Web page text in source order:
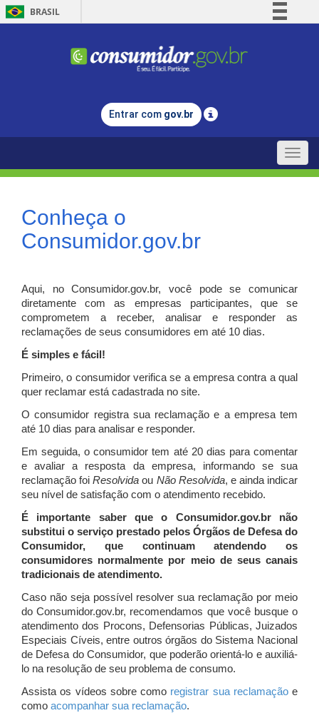
BRASIL
Comunica BR
Legislação
Entrar com gov.br
Toggle
Conheça o
Consumidor.gov.br
Aqui, no Consumidor.gov.br, você pode se comunicar
diretamente com as empresas participantes, que se
comprometem a receber, analisar e responder as
reclamações de seus consumidores em até 10 dias.
É simples e fácil!
Primeiro, o consumidor verifica se a empresa contra a qual
quer reclamar está cadastrada no site.
O consumidor registra sua reclamação e a empresa tem
até 10 dias para analisar e responder.
Em seguida, o consumidor tem até 20 dias para comentar
e avaliar a resposta da empresa, informando se sua
reclamação foiResolvida ou Não Resolvida, e ainda indicar
seu nível de satisfação com o atendimento recebido.
É importante saber que o Consumidor.gov.br não
substitui o serviço prestado pelos Órgãos de Defesa do
Consumidor, que continuam atendendo os
consumidores normalmente por meio de seus canais
tradicionais de atendimento.
Caso não seja possível resolver sua reclamação por meio
do Consumidor.gov.br, recomendamos que você busque o
atendimento dos Procons, Defensorias Públicas, Juizados
Especiais Cíveis, entre outros órgãos do Sistema Nacional
de Defesa do Consumidor, que poderão orientá-lo e auxiliá-
lo na resolução de seu problema de consumo.
Assista os vídeos sobre como registrar sua reclamaçãoe
como acompanhar sua reclamação.